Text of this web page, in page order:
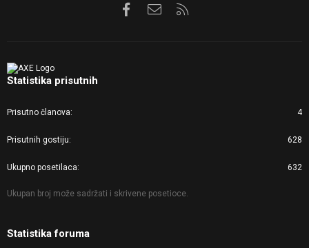
FacebookKontaktirajte nas
Statistika prisutnih
Prisutno članova 4
Prisutnih gostiju 628
Ukupno posetilaca 632
Ukupan broj može sadržati i skrivene posetioce.
Statistika foruma